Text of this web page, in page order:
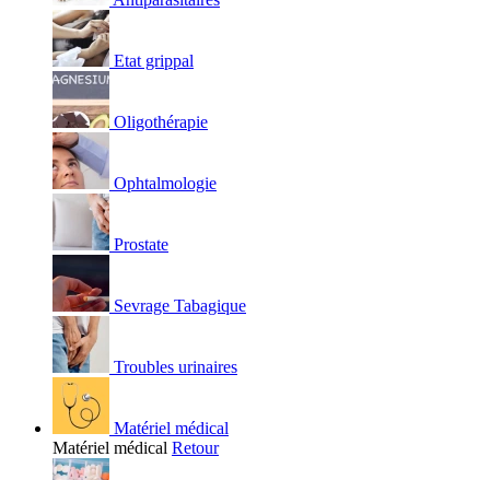
Etat grippal
Oligothérapie
Ophtalmologie
Prostate
Sevrage Tabagique
Troubles urinaires
Matériel médical
Matériel médical Retour